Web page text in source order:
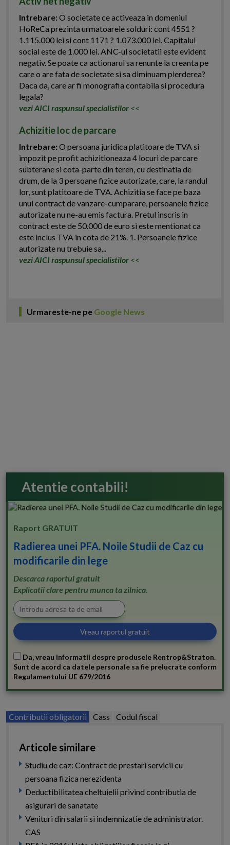
Intrebare:O societate ce activeaza in domeniul
HoReCa prezinta urmatoarele solduri: cont 4551 ?
1.115.000 lei si cont 1171 ? 1.073.000 lei. Capitalul
social este de 1.000 lei. ANC-ul societatii este evident
negativ. Se poate ca actionarul sa renunte la creanta pe
care o are fata de societate si sa diminuam pierderea?
Daca da, care ar fi monografia contabila si procedura
legala?
vezi AICI raspunsul specialistilor <<
Achizitie loc de parcare
Intrebare:O persoana juridica platitoare de TVA si
impozit pe profit achizitioneaza 4 locuri de parcare
subterane si cota-parte din teren, cu destinatia de
drum, de la 3 persoane fizice autorizate, care, la randul
lor, sunt platitoare de TVA. Achizitia se face pe baza
unui contract de vanzare-cumparare, persoanele fizice
autorizate nu ne-au emis factura. Pretul inscris in
contract este de 50.000 de euro si este mentionat ca
este inclus TVA in cota de 21%. 1. Persoanele fizice
autorizate nu trebuie sa...
vezi AICI raspunsul specialistilor <<
Urmareste-ne pe Google News
Atentie contabili!
Raport GRATUIT
Radierea unei PFA. Noile Studii de Caz cu
modificarile din lege
Descarca raportul gratuit
Explicatii clare pentru munca ta zilnica.
Da, vreau informatii despre produsele Rentrop&Straton.
Sunt de acord ca datele personale sa fie prelucrate conform
Regulamentului UE 679/2016
Contributii obligatorii Cass Codul fiscal
Articole similare
Studiu de caz: Contract de prestari servicii cu
persoana fizica nerezidenta
Deductibilitatea cheltuielii privind contributia de
asigurari de sanatate
Venituri din salarii si indemnizatie de administrator.
CAS